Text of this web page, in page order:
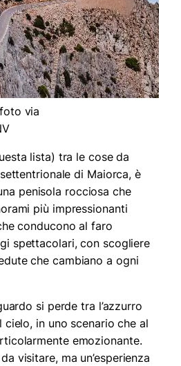
via
lista) tra le cose da
di Maiorca, è
penisola rocciosa che
più impressionanti
conducono al faro
spettacolari, con scogliere
che cambiano a ogni
si perde tra l’azzurro
in uno scenario che al
emozionante.
visitare, ma un’esperienza